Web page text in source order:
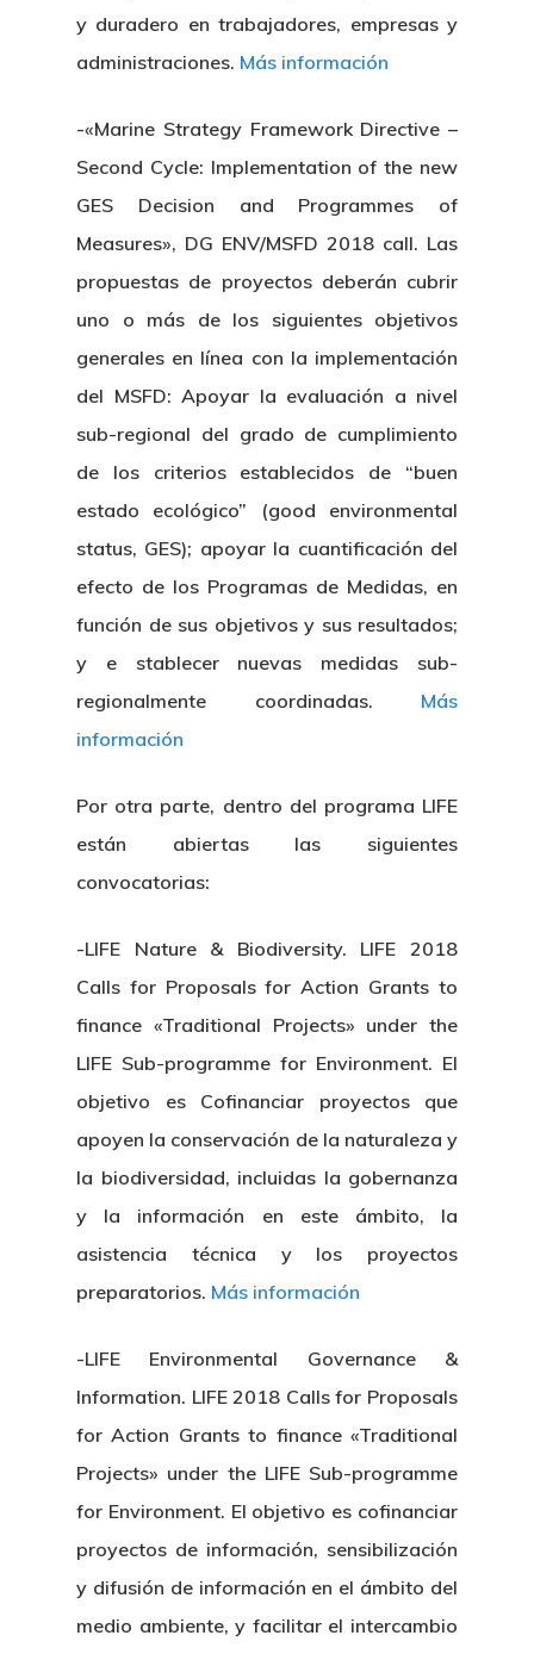
y duradero en trabajadores, empresas y
administraciones. Más información
-«Marine Strategy Framework Directive –
Second Cycle: Implementation of the new
GES Decision and Programmes of
Measures», DG ENV/MSFD 2018 call. Las
propuestas de proyectos deberán cubrir
uno o más de los siguientes objetivos
generales en línea con la implementación
del MSFD: Apoyar la evaluación a nivel
sub-regional del grado de cumplimiento
de los criterios establecidos de “buen
estado ecológico” (good environmental
status, GES); apoyar la cuantificación del
efecto de los Programas de Medidas, en
función de sus objetivos y sus resultados;
y e stablecer nuevas medidas sub-
regionalmente coordinadas. Más
información
Por otra parte, dentro del programa LIFE
están abiertas las siguientes
convocatorias:
-LIFE Nature & Biodiversity. LIFE 2018
Calls for Proposals for Action Grants to
finance «Traditional Projects» under the
LIFE Sub-programme for Environment. El
objetivo es Cofinanciar proyectos que
apoyen la conservación de la naturaleza y
la biodiversidad, incluidas la gobernanza
y la información en este ámbito, la
asistencia técnica y los proyectos
preparatorios. Más información
-LIFE Environmental Governance &
Information. LIFE 2018 Calls for Proposals
for Action Grants to finance «Traditional
Projects» under the LIFE Sub-programme
for Environment. El objetivo es cofinanciar
proyectos de información, sensibilización
y difusión de información en el ámbito del
medio ambiente, y facilitar el intercambio